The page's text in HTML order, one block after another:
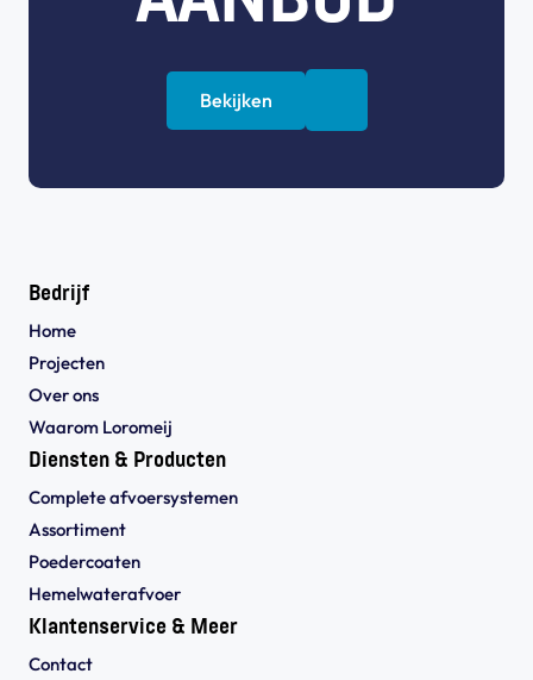
Bekijken
Bedrijf
Home
Projecten
Over ons
Waarom Loromeij
Diensten & Producten
Complete afvoersystemen
Assortiment
Poedercoaten
Hemelwaterafvoer
Klantenservice & Meer
Contact